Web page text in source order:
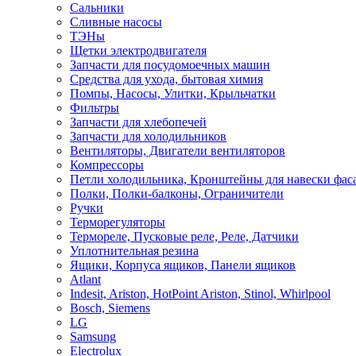
Сальники
Сливные насосы
ТЭНы
Щетки электродвигателя
Запчасти для посудомоечных машин
Средства для ухода, бытовая химия
Помпы, Насосы, Улитки, Крыльчатки
Фильтры
Запчасти для хлебопечей
Запчасти для холодильников
Вентиляторы, Двигатели вентиляторов
Компрессоры
Петли холодильника, Кронштейны для навески
Полки, Полки-балконы, Ограничители
Ручки
Терморегуляторы
Термореле, Пусковые реле, Реле, Датчики
Уплотнительная резина
Ящики, Корпуса ящиков, Панели ящиков
Atlant
Indesit, Ariston, HotPoint Ariston, Stinol, Whirlpool
Bosch, Siemens
LG
Samsung
Electrolux